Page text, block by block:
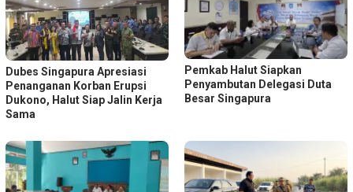
Dubes Singapura Apresiasi
Penanganan Korban Erupsi
Dukono, Halut Siap Jalin Kerja
Sama
Pemkab Halut Siapkan
Penyambutan Delegasi Duta
Besar Singapura